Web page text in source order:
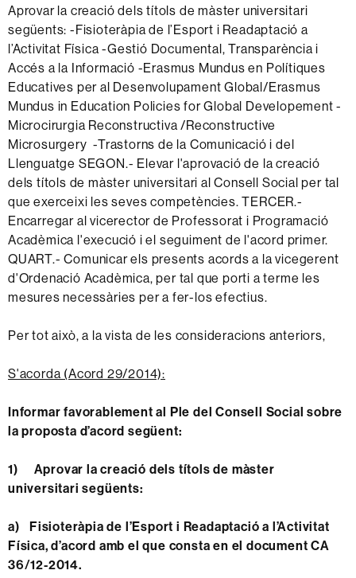
Aprovar la creació dels títols de màster universitari
següents: -Fisioteràpia de l’Esport i Readaptació a
l’Activitat Física -Gestió Documental, Transparència i
Accés a la Informació -Erasmus Mundus en Polítiques
Educatives per al Desenvolupament Global/Erasmus
Mundus in Education Policies for Global Developement -
Microcirurgia Reconstructiva /Reconstructive
Microsurgery -Trastorns de la Comunicació i del
Llenguatge SEGON.- Elevar l'aprovació de la creació
dels títols de màster universitari al Consell Social per tal
que exerceixi les seves competències. TERCER.-
Encarregar al vicerector de Professorat i Programació
Acadèmica l'execució i el seguiment de l'acord primer.
QUART.- Comunicar els presents acords a la vicegerent
d'Ordenació Acadèmica, per tal que porti a terme les
mesures necessàries per a fer-los efectius.
Per tot això, a la vista de les consideracions anteriors,
S'acorda (Acord 29/2014):
Informar favorablement al Ple del Consell Social sobre
la proposta d’acord següent:
1)
Aprovar la creació dels títols de màster
universitari següents:
a) Fisioteràpia de l’Esport i Readaptació a l’Activitat
Física, d’acord amb el que consta en el document CA
36/12-2014.